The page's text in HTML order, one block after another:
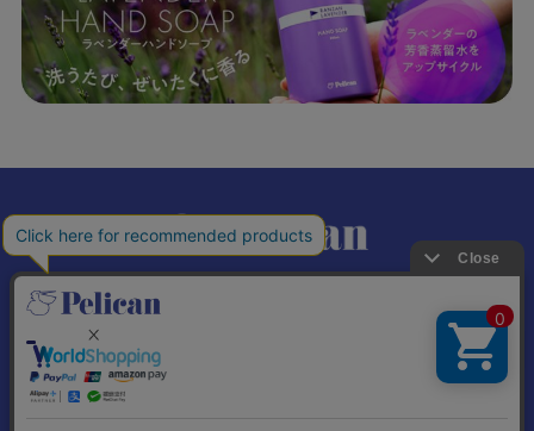
個人情報の取り扱いについて 特定商取引法に基づく表記